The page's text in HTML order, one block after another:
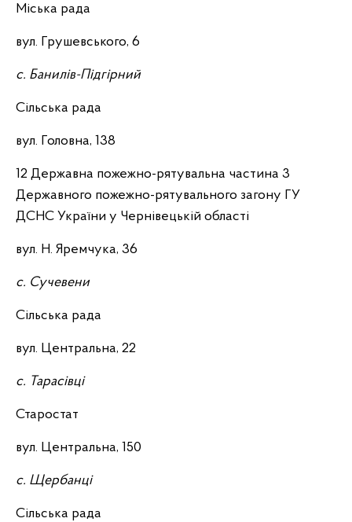
Міська рада
вул. Грушевського, 6
с. Банилів-Підгірний
Сільська рада
вул. Головна, 138
12 Державна пожежно-рятувальна частина 3
Державного пожежно-рятувального загону ГУ
ДСНС України у Чернівецькій області
вул. Н. Яремчука, 36
с. Сучевени
Сільська рада
вул. Центральна, 22
с. Тарасівці
Старостат
вул. Центральна, 150
с. Щербанці
Сільська рада